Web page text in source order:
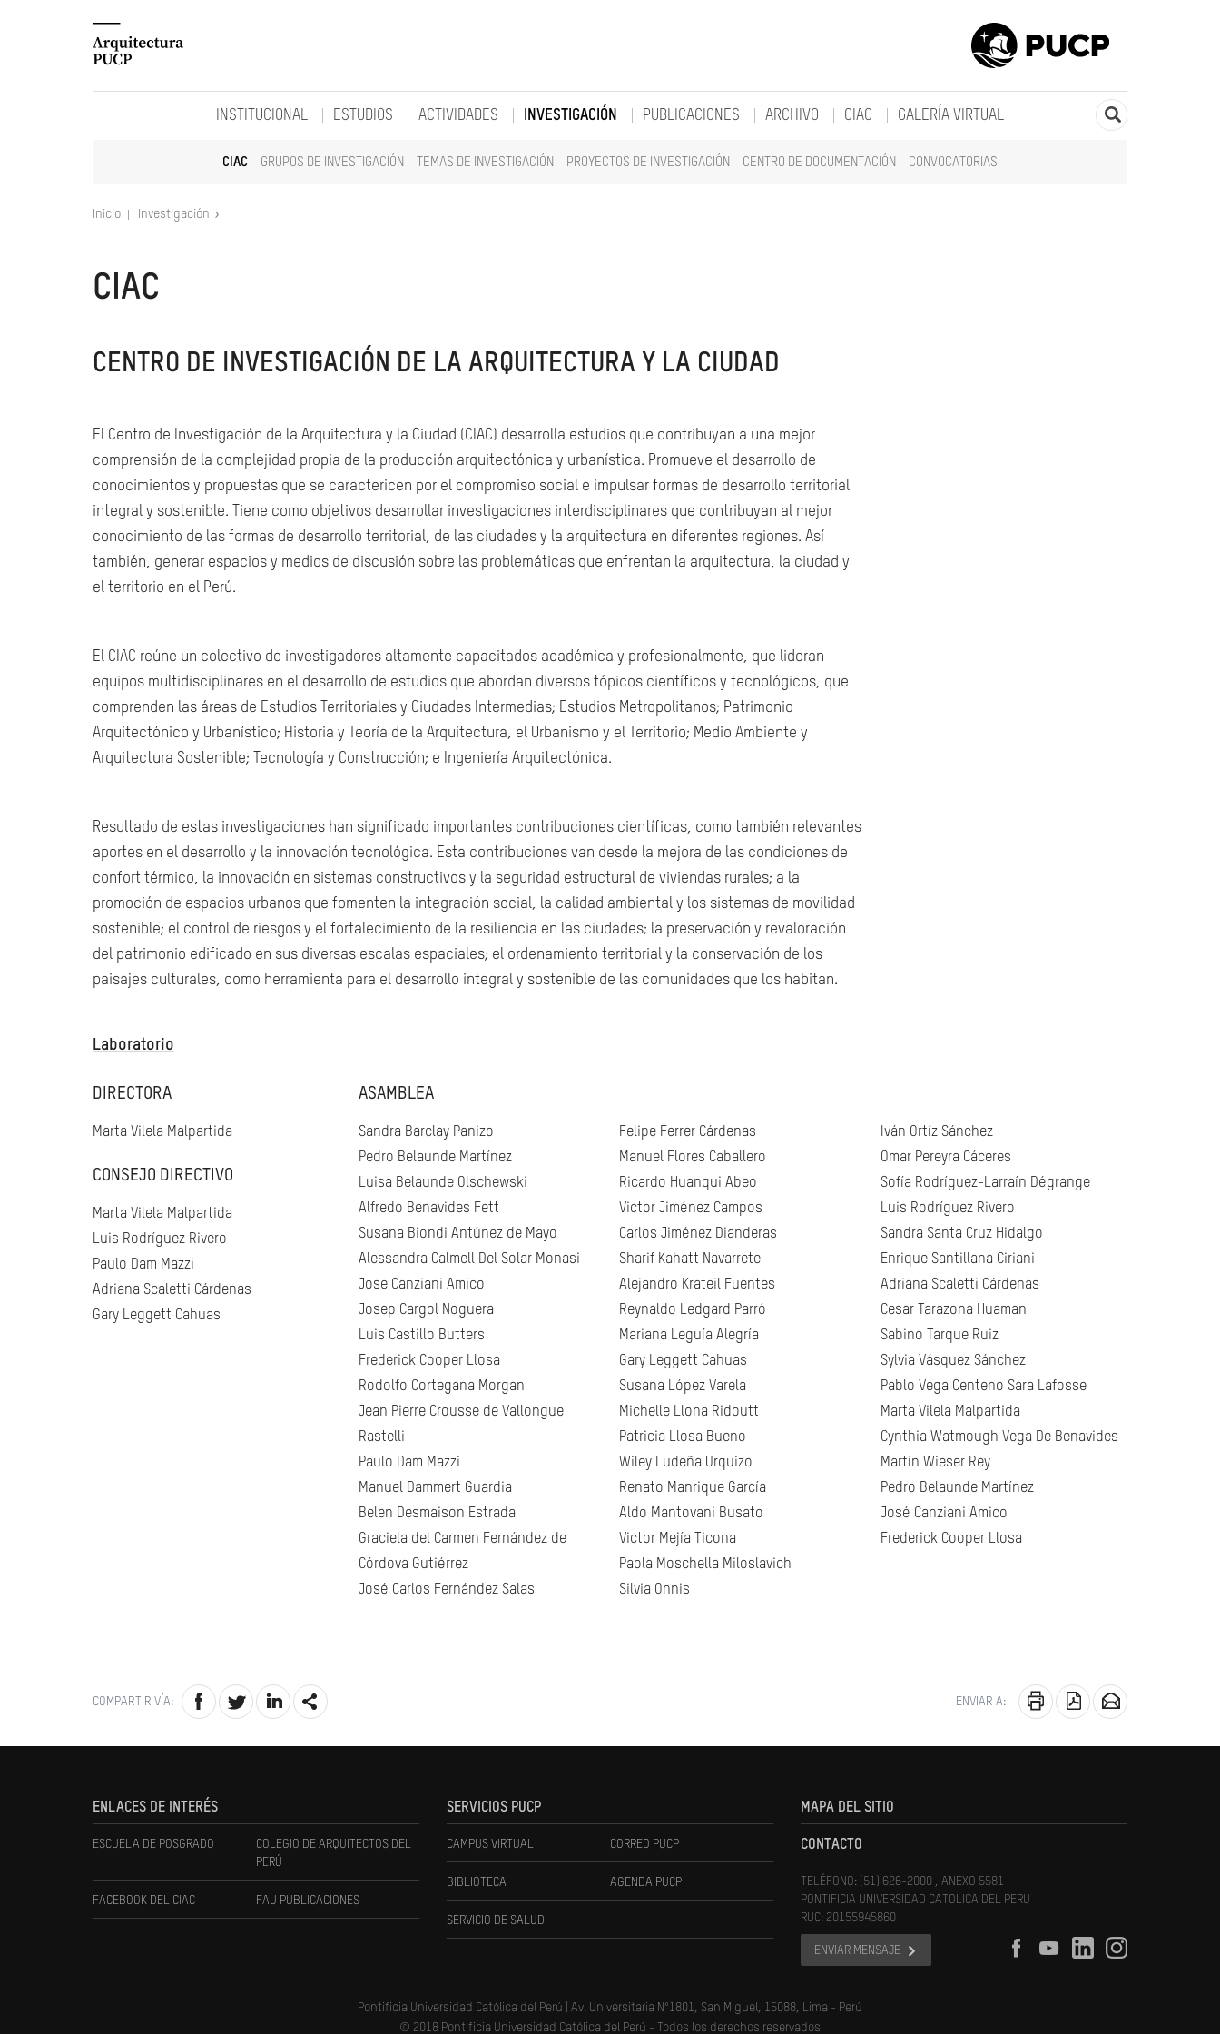
INSTITUCIONAL ESTUDIOS ACTIVIDADES INVESTIGACIÓN
CIAC GRUPOS DE INVESTIGACIÓN TEMAS DE INVESTIGACIÓN PROYECTOS DE INVESTIGACIÓN CENTRO DE DOCUMENTACIÓN CONVOCATORIAS
PUBLICACIONES ARCHIVO CIAC GALERÍA VIRTUAL
Inicio Investigación
CIAC
CENTRO DE INVESTIGACIÓN DE LA ARQUITECTURA Y LA CIUDAD
El Centro de Investigación de la Arquitectura y la Ciudad (CIAC) desarrolla estudios que contribuyan a una mejor
comprensión de la complejidad propia de la producción arquitectónica y urbanística. Promueve el desarrollo de
conocimientos y propuestas que se caractericen por el compromiso social e impulsar formas de desarrollo territorial
integral y sostenible. Tiene como objetivos desarrollar investigaciones interdisciplinares que contribuyan al mejor
conocimiento de las formas de desarrollo territorial, de las ciudades y la arquitectura en diferentes regiones. Así
también, generar espacios y medios de discusión sobre las problemáticas que enfrentan la arquitectura, la ciudad y
el territorio en el Perú.
El CIAC reúne un colectivo de investigadores altamente capacitados académica y profesionalmente, que lideran
equipos multidisciplinares en el desarrollo de estudios que abordan diversos tópicos científicos y tecnológicos, que
comprenden las áreas de Estudios Territoriales y Ciudades Intermedias; Estudios Metropolitanos; Patrimonio
Arquitectónico y Urbanístico; Historia y Teoría de la Arquitectura, el Urbanismo y el Territorio; Medio Ambiente y
Arquitectura Sostenible; Tecnología y Construcción; e Ingeniería Arquitectónica.
Resultado de estas investigaciones han significado importantes contribuciones científicas, como también relevantes
aportes en el desarrollo y la innovación tecnológica. Esta contribuciones van desde la mejora de las condiciones de
confort térmico, la innovación en sistemas constructivos y la seguridad estructural de viviendas rurales; a la
promoción de espacios urbanos que fomenten la integración social, la calidad ambiental y los sistemas de movilidad
sostenible; el control de riesgos y el fortalecimiento de la resiliencia en las ciudades; la preservación y revaloración
del patrimonio edificado en sus diversas escalas espaciales; el ordenamiento territorial y la conservación de los
paisajes culturales, como herramienta para el desarrollo integral y sostenible de las comunidades que los habitan.
Laboratorio
DIRECTORA
Marta Vilela Malpartida
CONSEJO DIRECTIVO
Marta Vilela Malpartida
Luis Rodríguez Rivero
Paulo Dam Mazzi
Adriana Scaletti Cárdenas
Gary Leggett Cahuas
ASAMBLEA
Sandra Barclay Panizo
Pedro Belaunde Martínez
Luisa Belaunde Olschewski
Alfredo Benavides Fett
Susana Biondi Antúnez de Mayo
Alessandra Calmell Del Solar Monasi
Jose Canziani Amico
Josep Cargol Noguera
Luis Castillo Butters
Frederick Cooper Llosa
Rodolfo Cortegana Morgan
Jean Pierre Crousse de Vallongue
Rastelli
Paulo Dam Mazzi
Manuel Dammert Guardia
Belen Desmaison Estrada
Graciela del Carmen Fernández de
Córdova Gutiérrez
José Carlos Fernández Salas
Felipe Ferrer Cárdenas
Manuel Flores Caballero
Ricardo Huanqui Abeo
Victor Jiménez Campos
Carlos Jiménez Dianderas
Sharif Kahatt Navarrete
Alejandro Krateil Fuentes
Reynaldo Ledgard Parró
Mariana Leguía Alegría
Gary Leggett Cahuas
Susana López Varela
Michelle Llona Ridoutt
Patricia Llosa Bueno
Wiley Ludeña Urquizo
Renato Manrique García
Aldo Mantovani Busato
Victor Mejía Ticona
Paola Moschella Miloslavich
Silvia Onnis
Iván Ortíz Sánchez
Omar Pereyra Cáceres
Sofía Rodríguez-Larraín Dégrange
Luis Rodríguez Rivero
Sandra Santa Cruz Hidalgo
Enrique Santillana Ciriani
Adriana Scaletti Cárdenas
Cesar Tarazona Huaman
Sabino Tarque Ruiz
Sylvia Vásquez Sánchez
Pablo Vega Centeno Sara Lafosse
Marta Vilela Malpartida
Cynthia Watmough Vega De Benavides
Martín Wieser Rey
Pedro Belaunde Martínez
José Canziani Amico
Frederick Cooper Llosa
COMPARTIR VÍA: ENVIAR A:
ENLACES DE INTERÉS
ESCUELA DE POSGRADO
COLEGIO DE ARQUITECTOS DEL
PERÚ
FACEBOOK DEL CIAC FAU PUBLICACIONES
SERVICIOS PUCP
CAMPUS VIRTUAL CORREO PUCP
BIBLIOTECA AGENDA PUCP
SERVICIO DE SALUD
MAPA DEL SITIO
CONTACTO
TELÉFONO: (51) 626-2000 , ANEXO 5581
PONTIFICIA UNIVERSIDAD CATOLICA DEL PERU
RUC: 20155945860
ENVIAR MENSAJE
Pontificia Universidad Católica del Perú | Av. Universitaria N°1801, San Miguel, 15088, Lima - Perú
© 2018 Pontificia Universidad Católica del Perú - Todos los derechos reservados